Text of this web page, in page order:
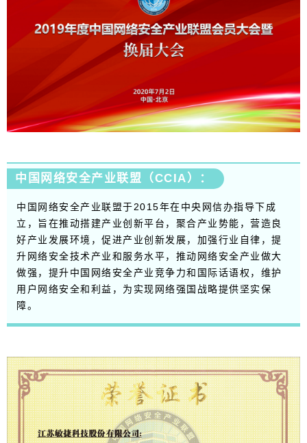
中国网络安全产业联盟（CCIA）：
中国网络安全产业联盟于2015年在中央网信办指导下成
立，旨在推动搭建产业创新平台，聚合产业势能，营造良
好产业发展环境，促进产业创新发展，加强行业自律，提
升网络安全技术产业和服务水平，推动网络安全产业做大
做强，提升中国网络安全产业竞争力和国际话语权，维护
用户网络安全和利益，为实现网络强国战略提供坚实保
障。